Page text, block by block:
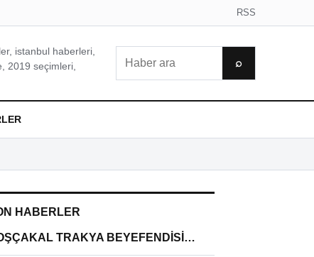
RSS
istanbul haberleri,
2019 seçimleri,
⌕
HABERLER
TRAKYA BEYEFENDİSİ…